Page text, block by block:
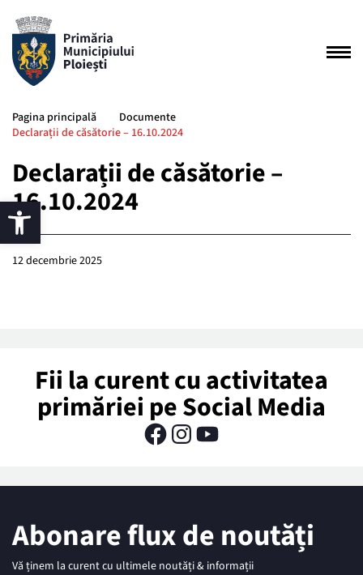
Pagina principală
Documente
Declarații de căsătorie – 16.10.2024
Declarații de căsătorie –
16.10.2024
12 decembrie 2025
Fii la curent cu activitatea
primăriei pe Social Media
Abonare flux de noutăți
Vă ținem la curent cu ultimele noutăți & informații